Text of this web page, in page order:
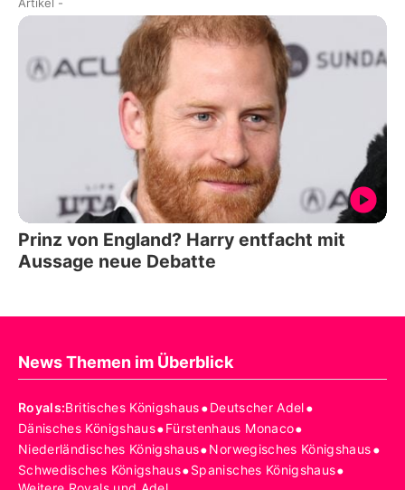
Artikel -
Prinz von England? Harry entfacht mit
Aussage neue Debatte
News Themen im Überblick
Royals:Britisches Königshaus•Deutscher Adel•
Dänisches Königshaus•Fürstenhaus Monaco•
Niederländisches Königshaus•Norwegisches Königshaus•
Schwedisches Königshaus•Spanisches Königshaus•